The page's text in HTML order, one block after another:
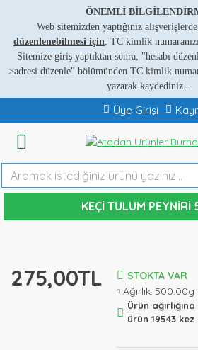
ÖNEMLİ
Web sitemizden yaptığınız alışverişlerde
düzenlenebilmesi için, TC kimlik
Sitemize giriş yaptıktan sonra, "hesabı
>adresi düzenle" bölümünden TC kimlik
yazarak kaydediniz...
Üye Girişi
KEÇI TULUM PEYNIRI
275,00TL
STOKTA VAR
Ağırlık: 500.00g
Ürün
ürün 19543